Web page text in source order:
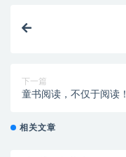
下一篇
童书阅读，不仅于阅读！
相关文章